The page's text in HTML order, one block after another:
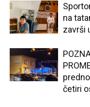
na
završi
četiri